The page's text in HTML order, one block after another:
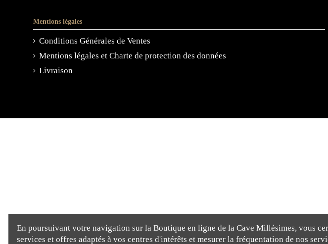
Mentions légales
Conditions Générales de Ventes
Mentions légales et Charte de protection des données
Livraison
En poursuivant votre navigation sur la Boutique en ligne de la Cave Millésimes, vous
services et offres adaptés à vos centres d'intérêts et mesurer la fréquentation de nos